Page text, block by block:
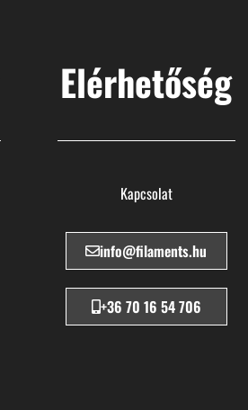
Elérhetőség
Kapcsolat
info@filaments.hu
+36 70 16 54 706